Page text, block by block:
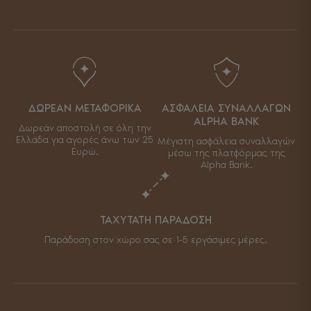
ΔΩΡΕΑΝ ΜΕΤΑΦΟΡΙΚΑ
Δωρεάν αποστολή σε όλη την
Ελλάδα για αγορές άνω των 25
Ευρώ.
ΑΣΦΑΛΕΙΑ ΣΥΝΑΛΛΑΓΩΝ
ALPHA BANK
Μέγιστη ασφάλεια συναλλαγών
μέσω της πλατφόρμας της
Alpha Bank.
ΤΑΧΥΤΑΤΗ ΠΑΡΑΔΟΣΗ
Παράδοση στον χώρο σας σε 1-5 εργάσιμες μέρες.